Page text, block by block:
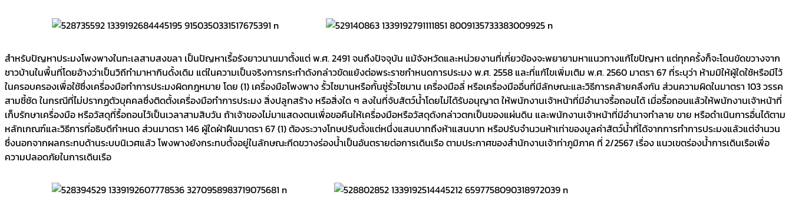
สำหรับปัญหาประมงโพงพางในทะเลสาบสงขลา เป็นปัญหาเรื้อรังยาวนานมาตั้งแต่ พ.ศ. 2491 จนถึงปัจจุบัน แม้จังหวัดและหน่วยงานที่เกี่ยวข้องจะพยายามหาแนวทางแก้ไขปัญหา แต่ทุกครั้งก็จะโดนขัดขวางจาก
ชาวบ้านในพื้นที่โดยอ้างว่าเป็นวิถีทำมาหากินดั้งเดิม แต่ในความเป็นจริงการกระทำดังกล่าวขัดแย้งต่อพระราชกำหนดการประมง พ.ศ. 2558 และที่แก้ไขเพิ่มเติม พ.ศ. 2560 มาตรา 67 ที่ระบุว่า ห้ามมิให้ผู้ใดใช้หรือมีไว้
ในครอบครองเพื่อใช้ซึ่งเครื่องมือทำการประมงผิดกฎหมาย โดย (1) เครื่องมือโพงพาง รั้วไซมานหรือกั้นซู่รั้วไซมาน เครื่องมือลี่ หรือเครื่องมืออื่นที่มีลักษณะและวิธีการคล้ายคลึงกัน ส่วนความผิดในมาตรา 103 วรรค
สามชี้ชัด ในกรณีที่ไม่ปรากฏตัวบุคคลซึ่งติดตั้งเครื่องมือทำการประมง สิ่งปลูกสร้าง หรือสิ่งใด ๆ ลงในที่จับสัตว์น้ำโดยไม่ได้รับอนุญาต ให้พนักงานเจ้าหน้าที่มีอำนาจรื้อถอนได้ เมื่อรื้อถอนแล้วให้พนักงานเจ้าหน้าที่
เก็บรักษาเครื่องมือ หรือวัสดุที่รื้อถอนไว้เป็นเวลาสามสิบวัน ถ้าเจ้าของไม่มาแสดงตนเพื่อขอคืนให้เครื่องมือหรือวัสดุดังกล่าวตกเป็นของแผ่นดิน และพนักงานเจ้าหน้าที่มีอำนาจทำลาย ขาย หรือดำเนินการอื่นได้ตาม
หลักเกณฑ์และวิธีการที่อธิบดีกำหนด ส่วนมาตรา 146 ผู้ใดฝ่าฝืนมาตรา 67 (1) ต้องระวางโทษปรับตั้งแต่หนึ่งแสนบาทถึงห้าแสนบาท หรือปรับจำนวนห้าเท่าของมูลค่าสัตว์น้ำที่ได้จากการทำการประมงแล้วแต่จำนวน
ซึ่งนอกจากผลกระทบด้านระบบนิเวศแล้ว โพงพางยังกระทบตั้งอยู่ในลักษณะกีดขวางร่องน้ำเป็นอันตรายต่อการเดินเรือ ตามประกาศของสำนักงานเจ้าท่าภูมิภาค ที่ 2/2567 เรื่อง แนวเขตร่องน้ำการเดินเรือเพื่อ
ความปลอดภัยในการเดินเรือ